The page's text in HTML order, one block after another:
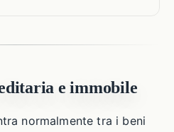
e immobile
normalmente tra i beni